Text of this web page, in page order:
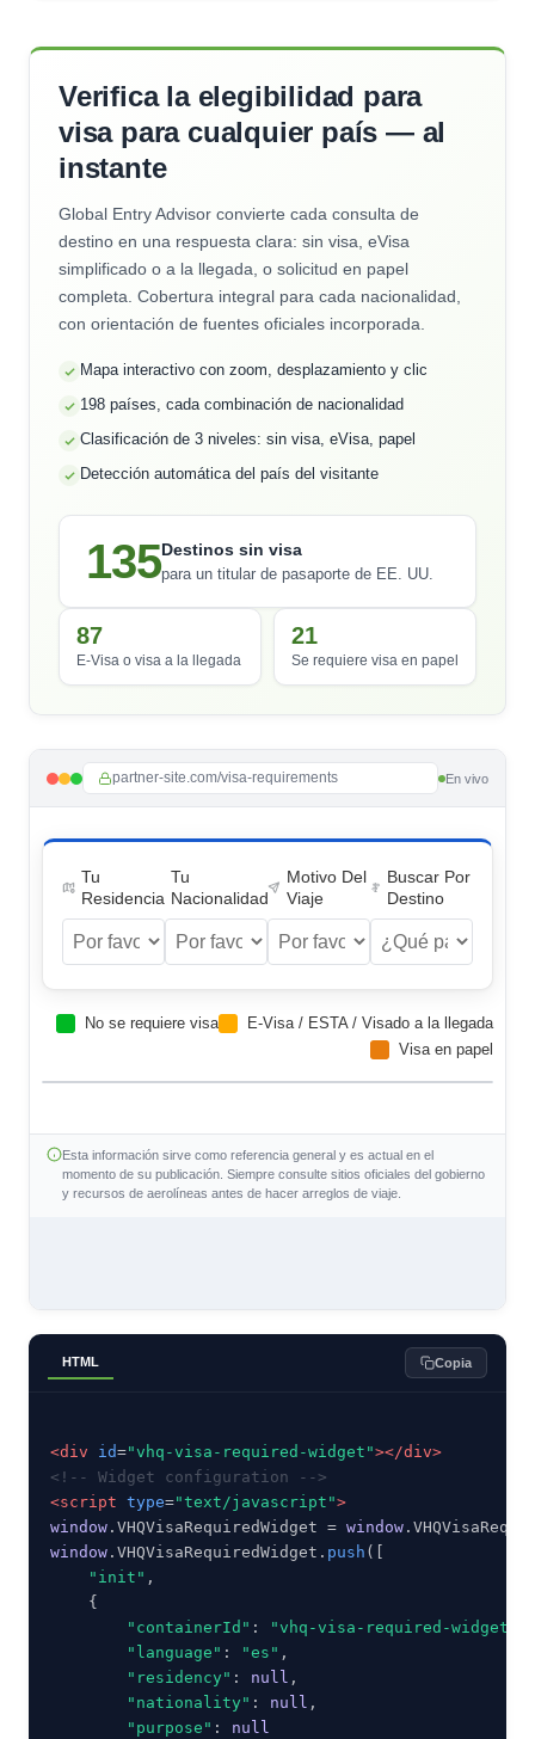
Verifica la elegibilidad para
visa para cualquier país — al
instante
Global Entry Advisor convierte cada consulta de
destino en una respuesta clara: sin visa, eVisa
simplificado o a la llegada, o solicitud en papel
completa. Cobertura integral para cada nacionalidad,
con orientación de fuentes oficiales incorporada.
Mapa interactivo con zoom, desplazamiento y clic
198 países, cada combinación de nacionalidad
Clasificación de 3 niveles: sin visa, eVisa, papel
Detección automática del país del visitante
135Destinos sin visa
para un titular de pasaporte de EE. UU.
87
E-Visa o visa a la llegada
21
Se requiere visa en papel
partner-site.com/visa-requirements En vivo
Tu
Residencia
Tu
Nacionalidad
Motivo Del
Viaje
Buscar Por
Destino
No se requiere visa
E-Visa / ESTA / Visado a la llegada
Visa en papel
Esta información sirve como referencia general y es actual en el
momento de su publicación. Siempre consulte sitios oficiales del gobierno
y recursos de aerolíneas antes de hacer arreglos de viaje.
HTML Copia
<div id="vhq-visa-required-widget"></div>
<!-- Widget configuration -->
<script type="text/javascript">
window .VHQVisaRequiredWidget = window
window .VHQVisaRequiredWidget. push ([
"init" ,
    {
"containerId" : "vhq-visa-required-widget"
"language" : "es" ,
"residency" : null ,
"nationality" : null ,
"purpose" : null